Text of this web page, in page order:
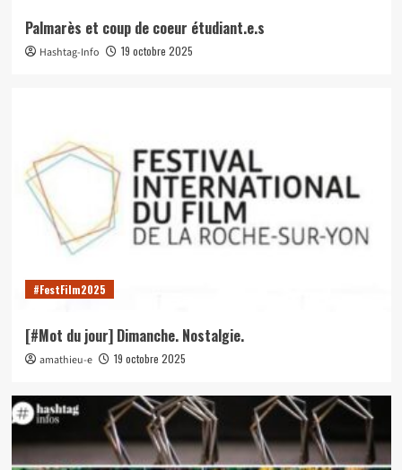
Palmarès et coup de coeur étudiant.e.s
Hashtag-Info 19 octobre 2025
#FestFilm2025
[#Mot du jour] Dimanche. Nostalgie.
amathieu-e 19 octobre 2025